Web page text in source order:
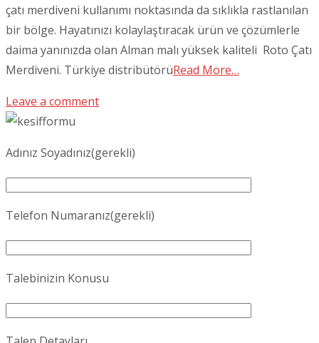
çatı merdiveni kullanımı noktasında da sıklıkla rastlanılan
bir bölge. Hayatınızı kolaylaştıracak ürün ve çözümlerle
daima yanınızda olan Alman malı yüksek kaliteli Roto Çatı
Merdiveni. Türkiye distribütörüRead More…
Leave a comment
Adınız Soyadınız(gerekli)
Telefon Numaranız(gerekli)
Talebinizin Konusu